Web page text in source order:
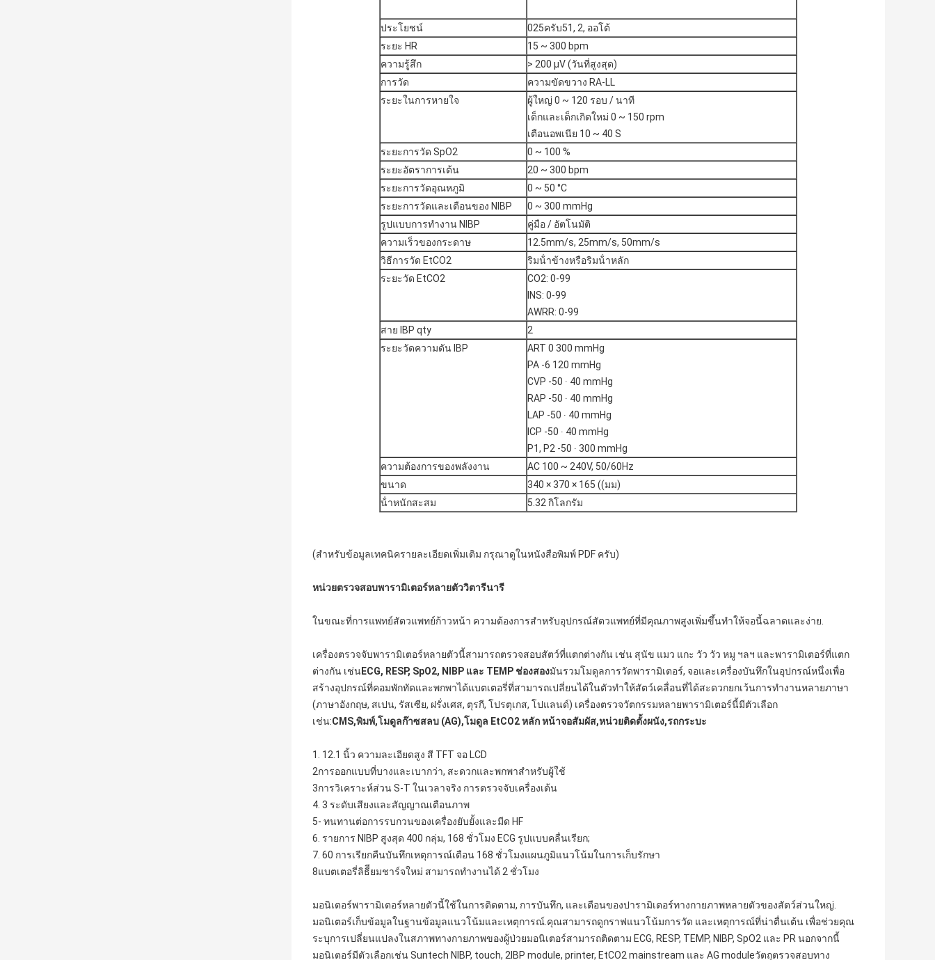
ประโยชน์
025ครับ51, 2, ออโต้
ระยะ HR
15 ~ 300 bpm
ความรู้สึก
> 200 μV (วันที่สูงสุด)
การวัด
ความขัดขวาง RA-LL
ระยะในการหายใจ
ผู้ใหญ่ 0 ~ 120 รอบ / นาที
เด็กและเด็กเกิดใหม่ 0 ~ 150 rpm
เตือนอพเนีย 10 ~ 40 S
ระยะการวัด SpO2
0 ~ 100 %
ระยะอัตราการเต้น
20 ~ 300 bpm
ระยะการวัดอุณหภูมิ
0 ~ 50 °C
ระยะการวัดและเตือนของ NIBP
0 ~ 300 mmHg
รูปแบบการทํางาน NIBP
คู่มือ / อัตโนมัติ
ความเร็วของกระดาษ
12.5mm/s, 25mm/s, 50mm/s
วิธีการวัด EtCO2
ริมน้ําข้างหรือริมน้ําหลัก
ระยะวัด EtCO2
CO2: 0-99
INS: 0-99
AWRR: 0-99
สาย IBP qty
2
ระยะวัดความดัน IBP
ART 0 300 mmHg
PA -6 120 mmHg
CVP -50 ∙ 40 mmHg
RAP -50 ∙ 40 mmHg
LAP -50 ∙ 40 mmHg
ICP -50 ∙ 40 mmHg
P1, P2 -50 ∙ 300 mmHg
ความต้องการของพลังงาน
AC 100 ~ 240V, 50/60Hz
ขนาด
340 × 370 × 165 ((มม)
น้ําหนักสะสม
5.32 กิโลกรัม
(สําหรับข้อมูลเทคนิครายละเอียดเพิ่มเติม กรุณาดูในหนังสือพิมพ์ PDF ครับ)
หน่วยตรวจสอบพารามิเตอร์หลายตัววิตารีนารี
ในขณะที่การแพทย์สัตวแพทย์ก้าวหน้า ความต้องการสําหรับอุปกรณ์สัตวแพทย์ที่มีคุณภาพสูงเพิ่มขึ้นทําให้จอนี้ฉลาดและง่าย.
เครื่องตรวจจับพารามิเตอร์หลายตัวนี้สามารถตรวจสอบสัตว์ที่แตกต่างกัน เช่น สุนัข แมว แกะ วัว วัว หมู ฯลฯ และพารามิเตอร์ที่แตก
ต่างกัน เช่นECG, RESP, SpO2, NIBP และ TEMP ช่องสองมันรวมโมดูลการวัดพารามิเตอร์, จอและเครื่องบันทึกในอุปกรณ์หนึ่งเพื่อ
สร้างอุปกรณ์ที่คอมพักทัดและพกพาได้แบตเตอรี่ที่สามารถเปลี่ยนได้ในตัวทําให้สัตว์เคลื่อนที่ได้สะดวกยกเว้นการทํางานหลายภาษา
(ภาษาอังกฤษ, สเปน, รัสเซีย, ฝรั่งเศส, ตุรกี, โปรตุเกส, โปแลนด์) เครื่องตรวจวัตกรรมหลายพารามิเตอร์นี้มีตัวเลือก
เช่น:CMS,พิมพ์,โมดูลก๊าซสลบ (AG),โมดูล EtCO2 หลัก หน้าจอสัมผัส,หน่วยติดตั้งผนัง,รถกระบะ
1. 12.1 นิ้ว ความละเอียดสูง สี TFT จอ LCD
2การออกแบบที่บางและเบากว่า, สะดวกและพกพาสําหรับผู้ใช้
3การวิเคราะห์ส่วน S-T ในเวลาจริง การตรวจจับเครื่องเต้น
4. 3 ระดับเสียงและสัญญาณเตือนภาพ
5- ทนทานต่อการรบกวนของเครื่องยับยั้งและมีด HF
6. รายการ NIBP สูงสุด 400 กลุ่ม, 168 ชั่วโมง ECG รูปแบบคลื่นเรียก;
7. 60 การเรียกคืนบันทึกเหตุการณ์เตือน 168 ชั่วโมงแผนภูมิแนวโน้มในการเก็บรักษา
8แบตเตอรี่ลิธีียมชาร์จใหม่ สามารถทํางานได้ 2 ชั่วโมง
มอนิเตอร์พารามิเตอร์หลายตัวนี้ใช้ในการติดตาม, การบันทึก, และเตือนของปารามิเตอร์ทางกายภาพหลายตัวของสัตว์ส่วนใหญ่.
มอนิเตอร์เก็บข้อมูลในฐานข้อมูลแนวโน้มและเหตุการณ์.คุณสามารถดูกราฟแนวโน้มการวัด และเหตุการณ์ที่น่าตื่นเต้น เพื่อช่วยคุณ
ระบุการเปลี่ยนแปลงในสภาพทางกายภาพของผู้ป่วยมอนิเตอร์สามารถติดตาม ECG, RESP, TEMP, NIBP, SpO2 และ PR นอกจากนี้
มอนิเตอร์มีตัวเลือกเช่น Suntech NIBP, touch, 2IBP module, printer, EtCO2 mainstream และ AG moduleวัตถุตรวจสอบทาง